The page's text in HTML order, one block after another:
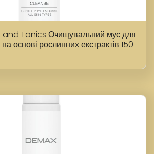
and Tonics Очищувальний мус для
на основі рослинних екстрактів 150